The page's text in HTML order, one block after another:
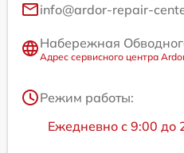
info@ardor-repair-
Набережная
Адрес сервисного центра
Режим работы:
Ежедневно с 9:00 до